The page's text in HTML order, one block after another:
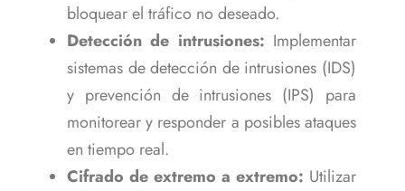
bloquear el tráfico no deseado.
Detección de intrusiones: Implementar
sistemas de detección de intrusiones (IDS)
y prevención de intrusiones (IPS) para
monitorear y responder a posibles ataques
en tiempo real.
Cifrado de extremo a extremo: Utilizar